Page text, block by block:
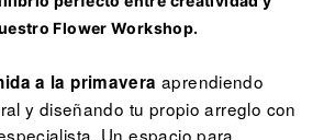
Flower Workshop.
a la primavera aprendiendo
y diseñando tu propio arreglo con
Un espacio para